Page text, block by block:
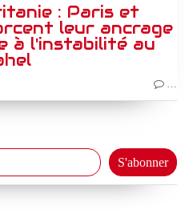
: Paris et
leur ancrage
à l'instabilité au
…